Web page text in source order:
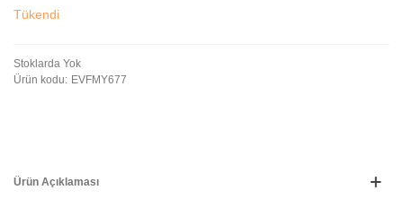
Tükendi
Stoklarda Yok
Ürün kodu: EVFMY677
Ürün Açıklaması